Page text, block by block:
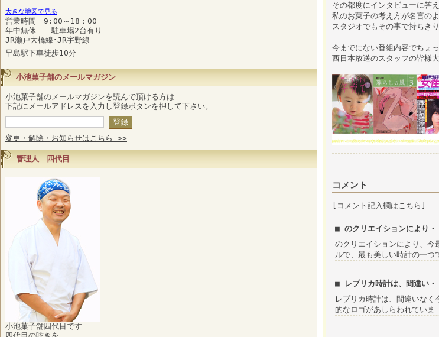
大きな地図で見る
営業時間 9:00～18：00
年中無休 駐車場2台有り
JR瀬戸大橋線･JR宇野線
早島駅下車徒歩10分
小池菓子舗のメールマガジン
小池菓子舗のメールマガジンを読んで頂ける方は
下記にメールアドレスを入力し登録ボタンを押して下さい。
変更・解除・お知らせはこちら >>
管理人 四代目
小池菓子舗四代目です
その都度にインタビューに答
私のお菓子の考え方が名言の
スタジオでもその事で持ちき
今までにない番組内容でちょ
西日本放送のスタッフの皆様
コメント
コメント記入欄はこちら
■ のクリエイションにより・
のクリエイションにより、今
ルで、最も美しい時計の一つ
■ レプリカ時計は、間違い・
レプリカ時計は、間違いなく
的なロゴがあしらわれていま